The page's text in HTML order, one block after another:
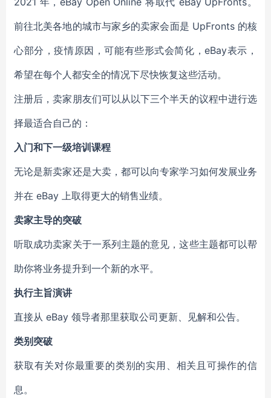
前往北美各地的城市与家乡的卖家会面是 UpFronts 的核
心部分，疫情原因，可能有些形式会简化，eBay表示，
希望在每个人都安全的情况下尽快恢复这些活动。
注册后，卖家朋友们可以从以下三个半天的议程中进行选
择最适合自己的：
入门和下一级培训课程
无论是新卖家还是大卖，都可以向专家学习如何发展业务
并在 eBay 上取得更大的销售业绩。
卖家主导的突破
听取成功卖家关于一系列主题的意见，这些主题都可以帮
助你将业务提升到一个新的水平。
执行主旨演讲
直接从 eBay 领导者那里获取公司更新、见解和公告。
类别突破
获取有关对你最重要的类别的实用、相关且可操作的信
息。